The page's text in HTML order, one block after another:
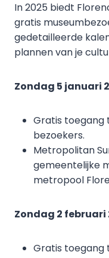
In 2025 biedt
gratis
gedetailleerde
plannen van je
Zondag 5 januari
Gratis toegang
bezoekers.
Metropolitan
gemeentelijke
metropool
Zondag 2 februari
Gratis toegang